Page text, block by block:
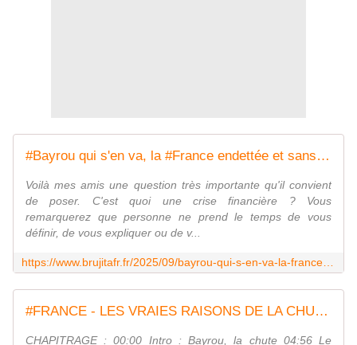
#Bayrou qui s'en va, la #France endettée et sans budget. C'est quoi une crise financière ? - MOINS de BIENS PLUS de LIENS
Voilà mes amis une question très importante qu'il convient
de poser. C'est quoi une crise financière ? Vous
remarquerez que personne ne prend le temps de vous
définir, de vous expliquer ou de v...
#FRANCE - LES VRAIES RAISONS DE LA CHUTE DE #BAYROU (ET POURQUOI ÇA NE RÈGLE RIEN) - MOINS de BIENS PLUS de LIENS
CHAPITRAGE : 00:00 Intro : Bayrou, la chute 04:56 Le